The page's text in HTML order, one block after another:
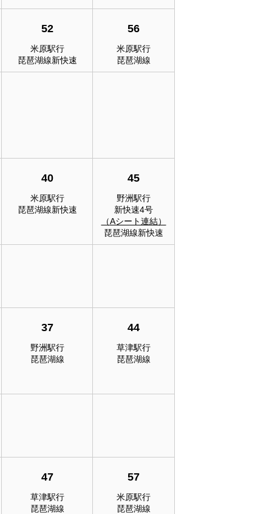
52
米原駅行
琵琶湖線新快速
56
米原駅行
琵琶湖線
40
米原駅行
琵琶湖線新快速
45
野洲駅行
新快速4号
（Aシート連結）
琵琶湖線新快速
37
野洲駅行
琵琶湖線
44
草津駅行
琵琶湖線
47
草津駅行
琵琶湖線
57
米原駅行
琵琶湖線